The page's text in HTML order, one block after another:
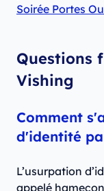
Soirée Portes
Questions
Vishing
Comment
d'identité
L’usurpation
appelé